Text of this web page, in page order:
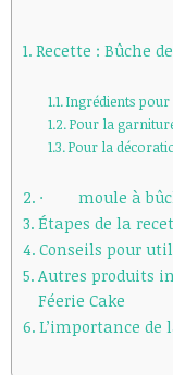
Recette : Bûche
Ingrédients
Pour la
Pour la
· moule à
Étapes de la
Conseils pour
Autres produits
Féerie Cake
L’importance